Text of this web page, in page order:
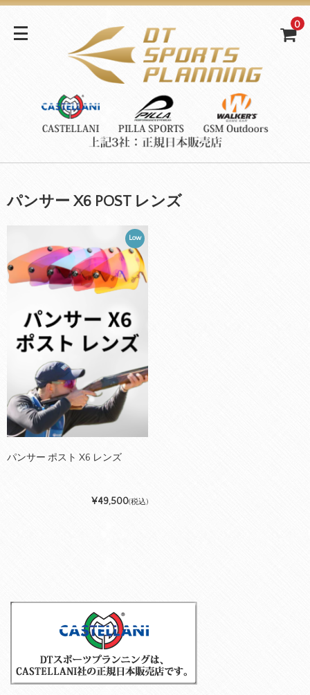
0
パンサー X6 POST レンズ
Low
パンサー ポスト X6 レンズ
¥49,500(税込)